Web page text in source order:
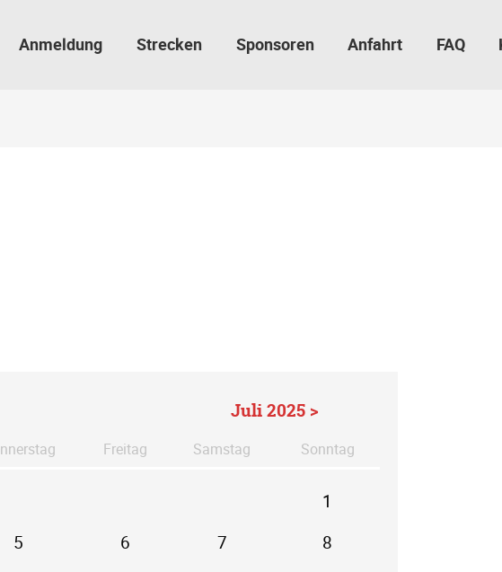
Anmeldung Strecken Sponsoren Anfahrt FAQ
Juli 2025 >
nnerstag Freitag Samstag Sonntag
1
5 6 7
8